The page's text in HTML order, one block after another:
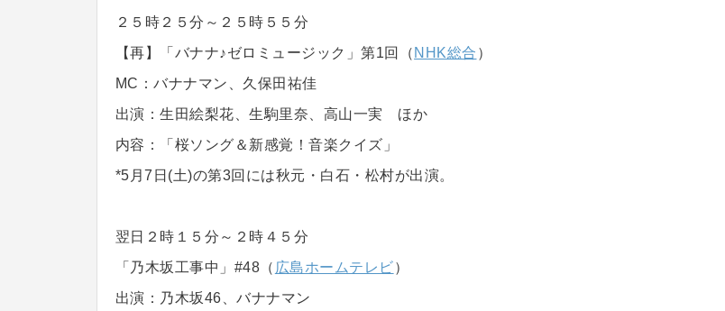
２５時２５分～２５時５５分
【再】「バナナ♪ゼロミュージック」第1回（ NHK総合 ）
MC：バナナマン、久保田祐佳
出演：生田絵梨花、生駒里奈、高山一実 ほか
内容：「桜ソング＆新感覚！音楽クイズ」
*5月7日(土)の第3回には秋元・白石・松村が出演。
翌日２時１５分～２時４５分
「乃木坂工事中」#48（ 広島ホームテレビ）
出演：乃木坂46、バナナマン